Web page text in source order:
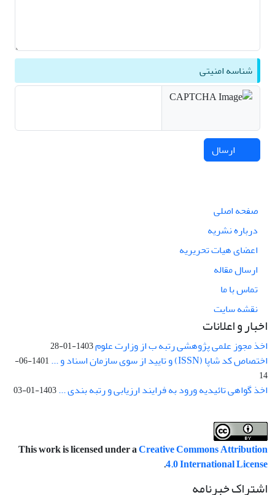
شناسه امنیتی
ارسال
صفحه اصلی
درباره نشریه
اعضای هیات تحریریه
ارسال مقاله
تماس با ما
نقشه سایت
اخبار و اعلانات
اخذ مجوز علمی پژوهشی رتبه ب از وزارت علوم1403-01-28
اختصاص کد شاپا (ISSN) و تایید از سوی سازمان اسناد و ...
1401-06-
14
اخذ گواهی تائیدیه ورود به فرایند ارزیابی و رتبه بندی ...1403-01-03
This work is licensed under aCreative Commons Attribution
4.0 International License
.
اشتراک خبرنامه